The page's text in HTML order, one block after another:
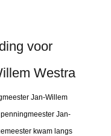
voor
Westra
Jan-Willem
Jan-
kwam langs